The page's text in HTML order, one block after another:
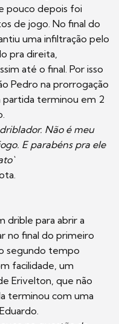
pouco depois foi
de jogo. No final do
uma infiltração pelo
pra direita,
até o final. Por isso
Pedro na prorrogação
partida terminou em 2
Não é meu
E parabéns pra ele
drible para abrir a
no final do primeiro
segundo tempo
facilidade, um
Erivelton, que não
terminou com uma